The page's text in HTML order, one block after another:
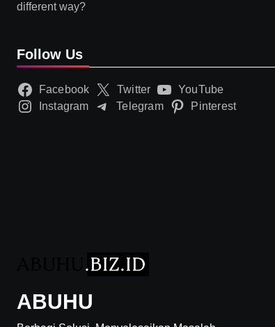
different way?
Follow Us
Facebook Twitter
YouTube
Instagram
Telegram Pinterest
ABUHU